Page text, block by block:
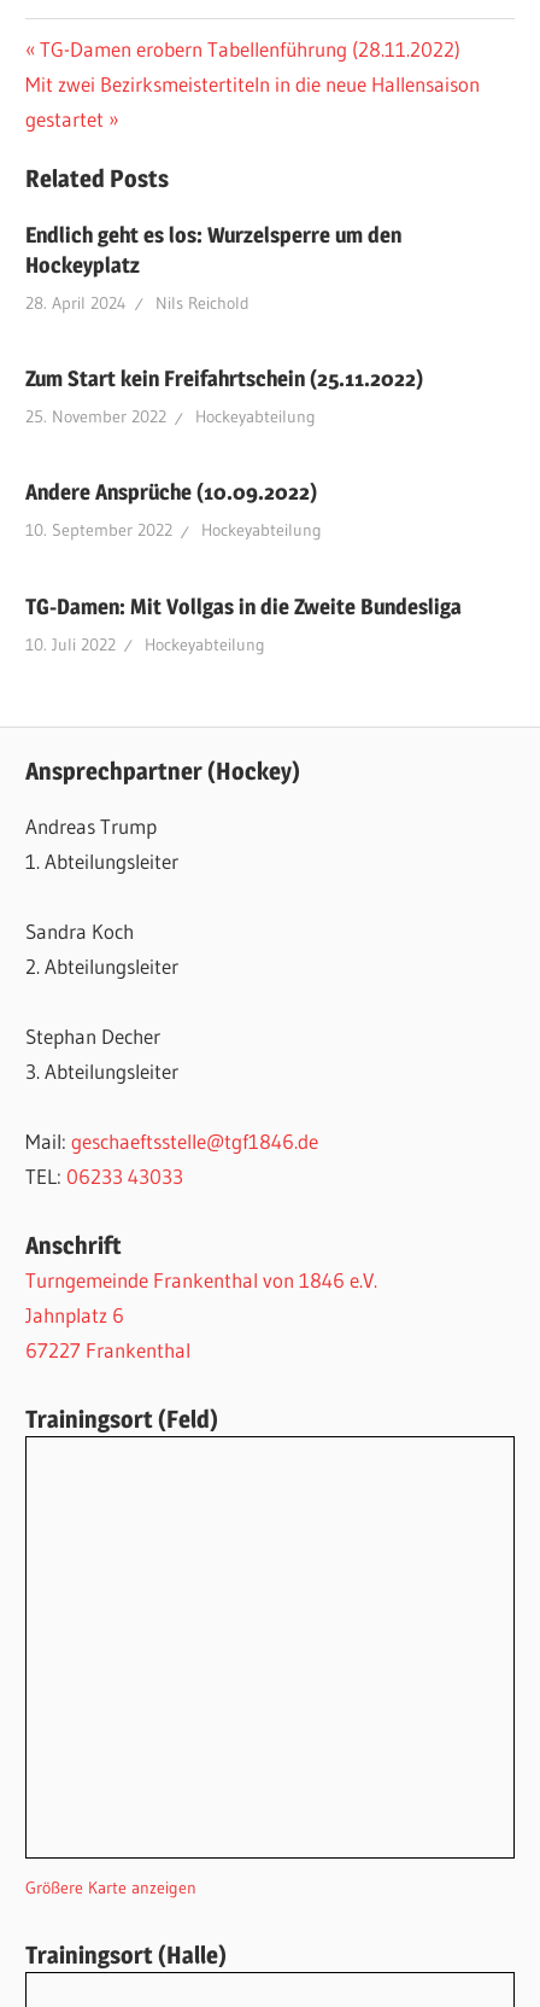
Beitragsnavigation
Vorheriger
Beitrag:
TG-Damen erobern Tabellenführung (28.11.2022)
Nächster
Beitrag:
Mit zwei Bezirksmeistertiteln in die neue Hallensaison
gestartet
Related Posts
Endlich geht es los: Wurzelsperre um den
Hockeyplatz
28. April 2024 Nils Reichold
Zum Start kein Freifahrtschein (25.11.2022)
25. November 2022 Hockeyabteilung
Andere Ansprüche (10.09.2022)
10. September 2022 Hockeyabteilung
TG-Damen: Mit Vollgas in die Zweite Bundesliga
10. Juli 2022 Hockeyabteilung
Ansprechpartner (Hockey)
Andreas Trump
1. Abteilungsleiter
Sandra Koch
2. Abteilungsleiter
Stephan Decher
3. Abteilungsleiter
Mail:geschaeftsstelle@tgf1846.de
TEL: 06233 43033
Anschrift
Turngemeinde Frankenthal von 1846 e.V.
Jahnplatz 6
67227 Frankenthal
Trainingsort (Feld)
Größere Karte anzeigen
Trainingsort (Halle)